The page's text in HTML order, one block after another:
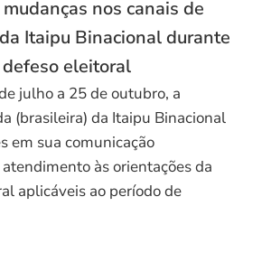
nos canais de
Itaipu Binacional durante
eleitoral
julho a 25 de outubro, a
(brasileira) da Itaipu Binacional
em sua comunicação
às orientações da
aplicáveis ao período de